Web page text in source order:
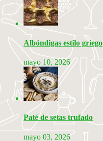
Albóndigas estilo griego
mayo 10, 2026
Paté de setas trufado
mayo 03, 2026